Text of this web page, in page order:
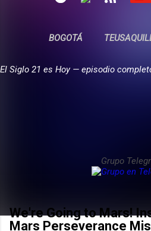
BOGOTÁ
El Siglo 21 es Hoy — episodio
Grupo
We're Going to Mars!
Mars Perseverance